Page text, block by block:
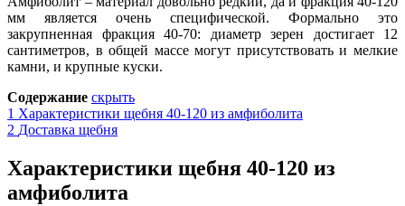
мм является очень специфической. Формально это
закрупненная фракция 40-70: диаметр зерен достигает 12
сантиметров, в общей массе могут присутствовать и мелкие
камни, и крупные куски.
Содержание скрыть
1 Характеристики щебня 40-120 из амфиболита
2 Доставка щебня
Характеристики щебня 40-120 из
амфиболита